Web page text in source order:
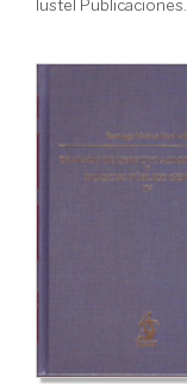
Iustel